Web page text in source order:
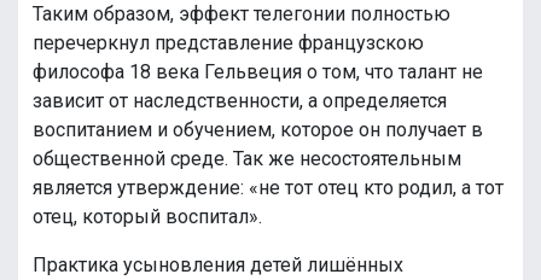
Таким образом, эффект телегонии полностью
перечеркнул представление французскою
философа 18 века Гельвеция о том, что талант не
зависит от наследственности, а определяется
воспитанием и обучением, которое он получает в
общественной среде. Так же несостоятельным
является утверждение: «не тот отец кто родил, а тот
отец, который воспитал».
Практика усыновления детей лишённых